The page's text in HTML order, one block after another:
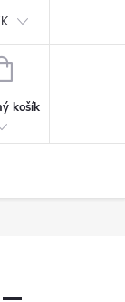
NÁKUPNÍ
košík